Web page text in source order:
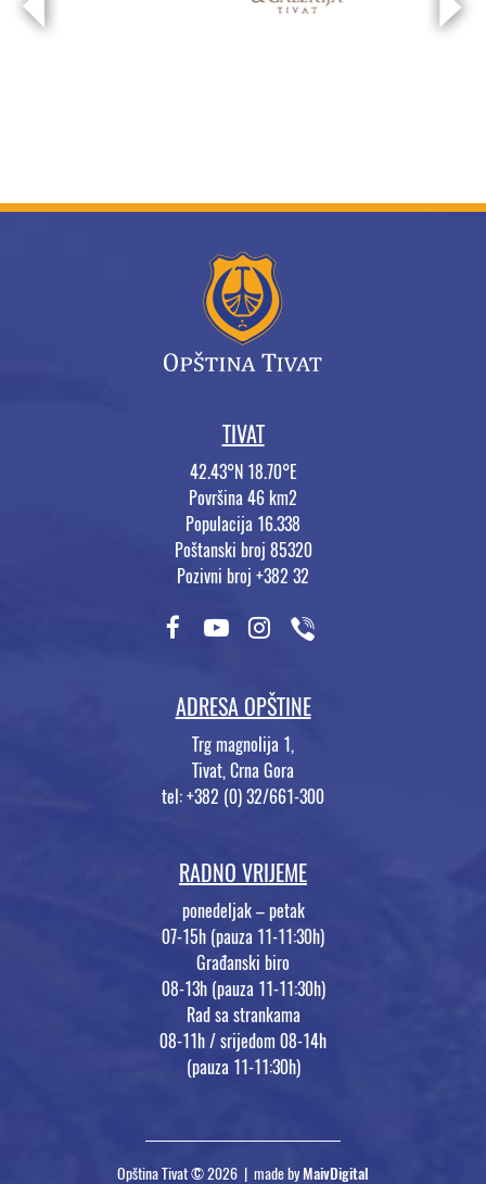
TIVAT
42.43°N 18.70°E
Površina 46 km2
Populacija 16.338
Poštanski broj 85320
Pozivni broj +382 32
ADRESA OPŠTINE
Trg magnolija 1,
Tivat, Crna Gora
tel: +382 (0) 32/661-300
RADNO VRIJEME
ponedeljak – petak
07-15h (pauza 11-11:30h)
Građanski biro
08-13h (pauza 11-11:30h)
Rad sa strankama
08-11h / srijedom 08-14h
(pauza 11-11:30h)
Opština Tivat © 2026 | made byMaivDigital